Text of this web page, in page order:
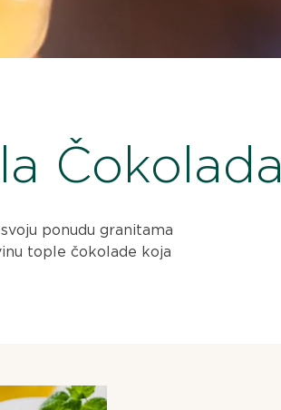
Čokolada
ponudu granitama
tople čokolade koja